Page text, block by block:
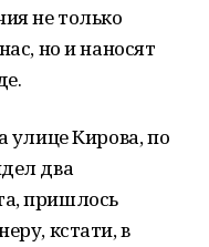
не только
но и наносят
улице Кирова, по
два
пришлось
кстати, в